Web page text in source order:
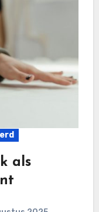
als